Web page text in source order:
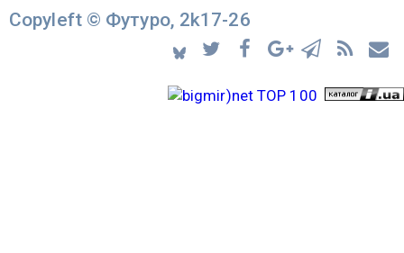
Copyleft © Футуро, 2k17-26